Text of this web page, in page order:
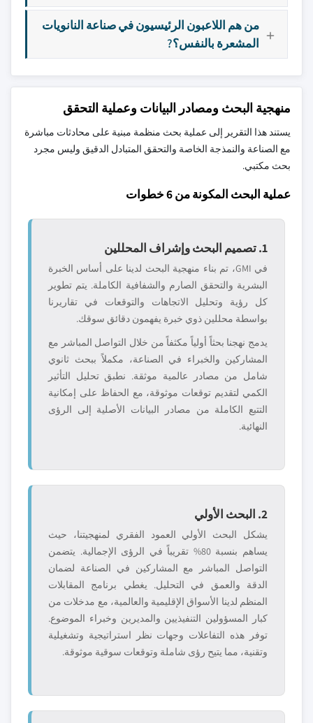
من هم اللاعبون الرئيسيون في صناعة النانويات
المشعرة بالنفس؟?
منهجية البحث ومصادر البيانات وعملية التحقق
يستند هذا التقرير إلى عملية بحث منظمة مبنية على محادثات مباشرة
مع الصناعة والنمذجة الخاصة والتحقق المتبادل الدقيق وليس مجرد
بحث مكتبي.
عملية البحث المكونة من 6 خطوات
1. تصميم البحث وإشراف المحللين
في GMI، تم بناء منهجية البحث لدينا على أساس الخبرة
البشرية والتحقق الصارم والشفافية الكاملة. يتم تطوير
كل رؤية وتحليل الاتجاهات والتوقعات في تقاريرنا
بواسطة محللين ذوي خبرة يفهمون دقائق سوقك.
يدمج نهجنا بحثاً أولياً مكثفاً من خلال التواصل المباشر مع
المشاركين والخبراء في الصناعة، مكملاً ببحث ثانوي
شامل من مصادر عالمية موثقة. نطبق تحليل التأثير
الكمي لتقديم توقعات موثوقة، مع الحفاظ على إمكانية
التتبع الكاملة من مصادر البيانات الأصلية إلى الرؤى
النهائية.
2. البحث الأولي
يشكل البحث الأولي العمود الفقري لمنهجيتنا، حيث
يساهم بنسبة 80% تقريباً في الرؤى الإجمالية. يتضمن
التواصل المباشر مع المشاركين في الصناعة لضمان
الدقة والعمق في التحليل. يغطي برنامج المقابلات
المنظم لدينا الأسواق الإقليمية والعالمية، مع مدخلات من
كبار المسؤولين التنفيذيين والمديرين وخبراء الموضوع.
توفر هذه التفاعلات وجهات نظر استراتيجية وتشغيلية
وتقنية، مما يتيح رؤى شاملة وتوقعات سوقية موثوقة.